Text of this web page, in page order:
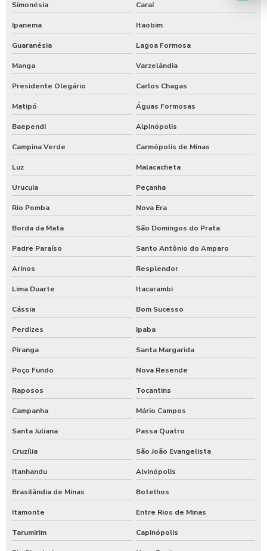
Temporizador de ducha para quiosque
Timer para ducha de praia
Valor para higienização automotiva
Simonésia Caraí
Ipanema Itaobim
Guaranésia Lagoa Formosa
Manga Varzelândia
Presidente Olegário Carlos Chagas
Matipó Águas Formosas
Baependi Alpinópolis
Campina Verde Carmópolis de Minas
Luz Malacacheta
Urucuia Peçanha
Rio Pomba Nova Era
Borda da Mata São Domingos do Prata
Padre Paraíso Santo Antônio do Amparo
Arinos Resplendor
Lima Duarte Itacarambi
Cássia Bom Sucesso
Perdizes Ipaba
Piranga Santa Margarida
Poço Fundo Nova Resende
Raposos Tocantins
Campanha Mário Campos
Santa Juliana Passa Quatro
Cruzília São João Evangelista
Itanhandu Alvinópolis
Brasilândia de Minas Botelhos
Itamonte Entre Rios de Minas
Tarumirim Capinópolis